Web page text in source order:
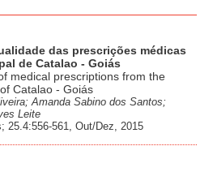
das prescrições médicas
de Catalao - Goiás
medical prescriptions from the
Catalao - Goiás
Amanda Sabino dos Santos;
Leite
25.4:556-561, Out/Dez, 2015